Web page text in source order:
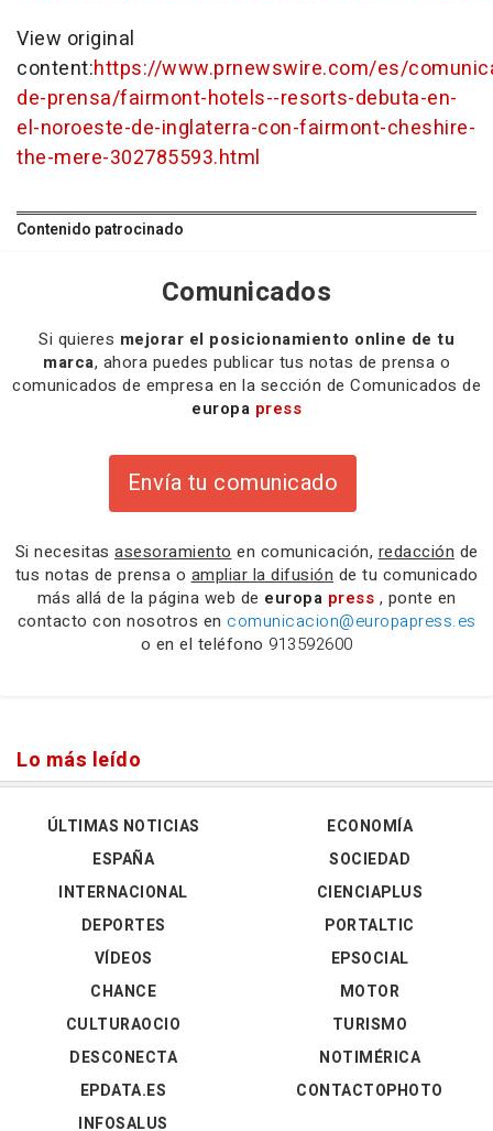
View original
content:https://www.prnewswire.com/es/
de-prensa/fairmont-hotels--resorts-debuta-en-
el-noroeste-de-inglaterra-con-fairmont-cheshire-
the-mere-302785593.html
Contenido patrocinado
Comunicados
Si quieres mejorar el posicionamiento online de tu
marca, ahora puedes publicar tus notas de prensa o
comunicados de empresa en la sección de Comunicados de
europa press
Envía tu comunicado
Si necesitas asesoramiento en comunicación, redacción de
tus notas de prensa o ampliar la difusión de tu comunicado
más allá de la página web de europa press , ponte en
contacto con nosotros en comunicacion@europapress.es
o en el teléfono 913592600
Lo más leído
ÚLTIMAS NOTICIAS
ESPAÑA
INTERNACIONAL
DEPORTES
VÍDEOS
ECONOMÍA
SOCIEDAD
CIENCIAPLUS
PORTALTIC
EPSOCIAL
CHANCE
CULTURAOCIO
DESCONECTA
EPDATA.ES
INFOSALUS
MOTOR
TURISMO
NOTIMÉRICA
CONTACTOPHOTO